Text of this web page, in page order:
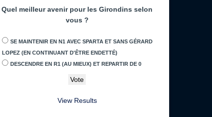
Quel meilleur avenir pour les Girondins selon
vous ?
SE MAINTENIR EN N1 AVEC SPARTA ET SANS GÉRARD
LOPEZ (EN CONTINUANT D'ÊTRE ENDETTÉ)
DESCENDRE EN R1 (AU MIEUX) ET REPARTIR DE 0
View Results